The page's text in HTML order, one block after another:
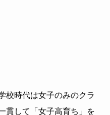
校時代は女子のみのクラ
貫して「女子高育ち」を